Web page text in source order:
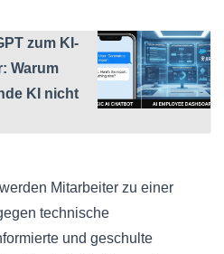
zum KI-
Warum
KI nicht
Mitarbeiter zu einer
technische
und geschulte